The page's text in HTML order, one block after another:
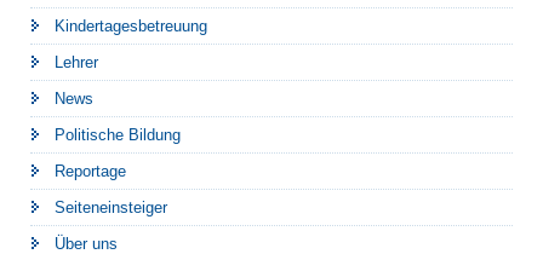
Kindertagesbetreuung
Lehrer
News
Politische Bildung
Reportage
Seiteneinsteiger
Über uns